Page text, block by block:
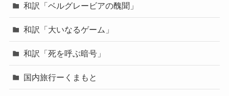
和訳「ベルグレービアの醜聞」
和訳「大いなるゲーム」
和訳「死を呼ぶ暗号」
国内旅行ーくまもと